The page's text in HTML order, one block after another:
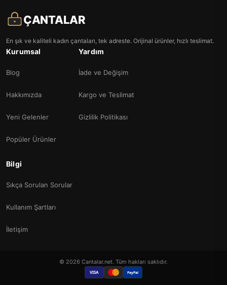
ÇANTALAR
En şık ve kaliteli kadın çantaları, tek adreste. Orijinal ürünler, hızlı teslimat.
Kurumsal
Blog
Hakkımızda
Yeni Gelenler
Popüler Ürünler
Yardım
İade ve Değişim
Kargo ve Teslimat
Gizlilik Politikası
Bilgi
Sıkça Sorulan Sorular
Kullanım Şartları
İletişim
© 2026 Cantalar.net. Tüm hakları saklıdır.
VISA PayPal